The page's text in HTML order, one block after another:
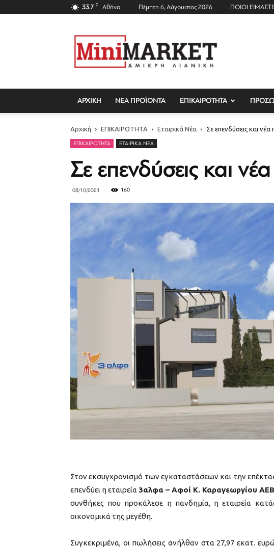
33.7 C Αθήνα Πέμπτη 6, Αύγουστος 2026 ΠΟΙΟΙ
Mini
Market
Magazine
ΑΡΧΙΚΗ ΝΕΑ ΠΡΟΪΟΝΤΑ ΕΠΙΚΑΙΡΟΤΗΤΑ
Αρχική ΕΠΙΚΑΙΡΟΤΗΤΑ Εταιρικά Νέα Σε επενδύσεις και
ΕΠΙΚΑΙΡΟΤΗΤΑ ΕΤΑΙΡΙΚΆ ΝΈΑ
Σε επενδύσεις και
08/10/2021 160
Στον εκσυγχρονισμό των εγκαταστάσεων και την
επενδύει η εταιρεία 3αλφα – Αφοί Κ. Καραγεωργίου
συνθήκες που προκάλεσε η πανδημία, η εταιρεία
οικονομικά της μεγέθη.
Συγκεκριμένα, οι πωλήσεις ανήλθαν στα 27,97 εκατ.